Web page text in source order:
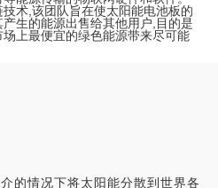
术,该团队旨在使太阳能电池板的
生的能源出售给其他用户,目的是
场上最便宜的绿色能源带来尽可能
的情况下将太阳能分散到世界各